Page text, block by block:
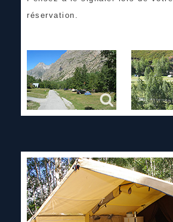
réservation.